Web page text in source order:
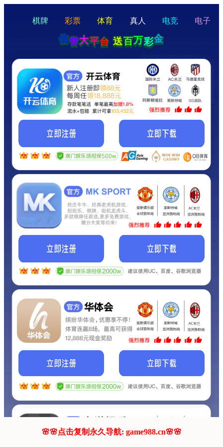
hello
Hey Guys!
我们即将上线啦...
我们的网站正在建设.
它将是非常棒的网站.
联系我们!